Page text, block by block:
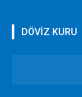
DÖVİZ KURU